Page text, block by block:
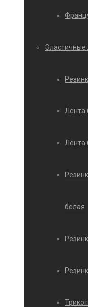
Эластичные
Лента
Лента
белая